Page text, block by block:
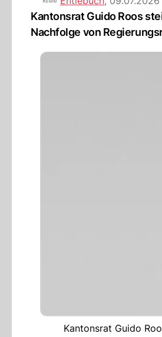
Kantonsrat Guido Roos
Nachfolge von
Kantonsrat Guido